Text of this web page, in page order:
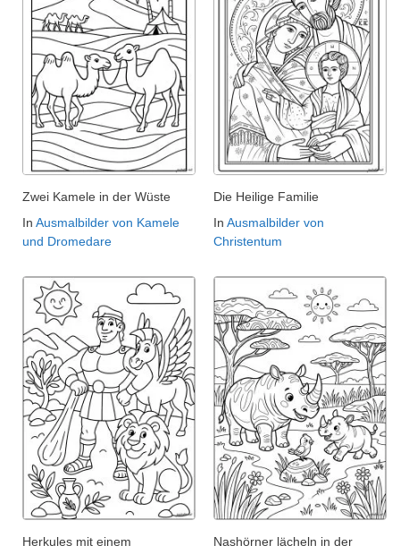
Zwei Kamele in der Wüste
In Ausmalbilder von Kamele
und Dromedare
Die Heilige Familie
In Ausmalbilder von
Christentum
Herkules mit einem
Nashörner lächeln in der